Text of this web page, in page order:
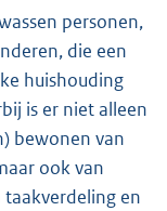
personen,
die een
huishouding
is er niet alleen
bewonen van
ook van
taakverdeling en